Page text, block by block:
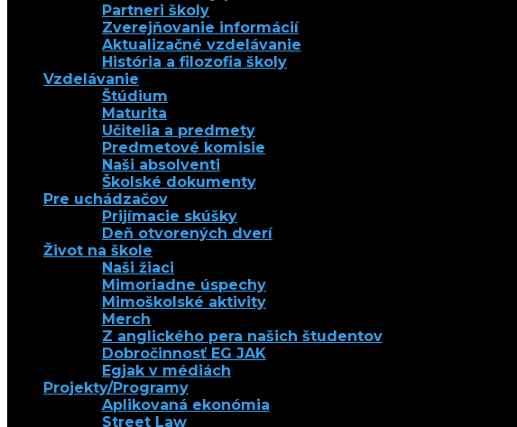
Partneri školy
Zverejňovanie informácií
Aktualizačné vzdelávanie
História a filozofia školy
Vzdelávanie
Štúdium
Maturita
Učitelia a predmety
Predmetové komisie
Naši absolventi
Školské dokumenty
Pre uchádzačov
Prijímacie skúšky
Deň otvorených dverí
Život na škole
Naši žiaci
Mimoriadne úspechy
Mimoškolské aktivity
Merch
Z anglického pera našich študentov
Dobročinnosť EG JAK
Egjak v médiách
Projekty/Programy
Aplikovaná ekonómia
Street Law